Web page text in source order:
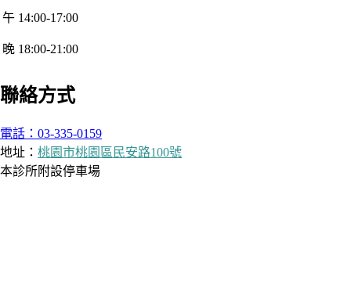
午 14:00-17:00
晚 18:00-21:00
聯絡方式
電話：03-335-0159
地址： 桃園市桃園區民安路100號
本診所附設停車場